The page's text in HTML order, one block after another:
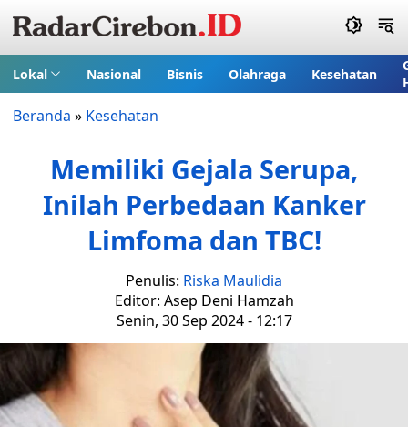
Lokal Nasional Bisnis Olahraga Kesehatan
Beranda » Kesehatan
Memiliki Gejala Serupa,
Inilah Perbedaan Kanker
Limfoma dan TBC!
Penulis: Riska Maulidia
Editor: Asep Deni Hamzah
Senin, 30 Sep 2024 - 12:17